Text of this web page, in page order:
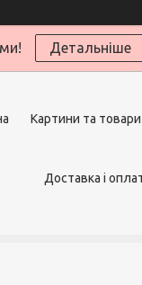
Детальніше
Картини та товари
Доставка і